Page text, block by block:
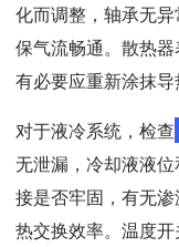
化而调整，轴承无
保气流畅通。散热
有必要应重新涂抹导
对于液冷系统，检查
无泄漏，冷却液液
接是否牢固，有无
热交换效率。温度